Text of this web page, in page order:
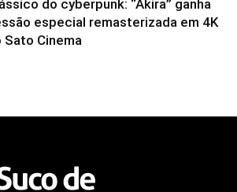
do cyberpunk: “Akira” ganha
especial remasterizada em 4K
Sato Cinema